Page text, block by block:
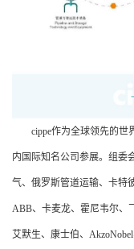
cippe作为全球领先的世
内国际知名公司参展。组委
气、俄罗斯管道运输、卡特
ABB、卡麦龙、霍尼韦尔、
艾默生、康士伯、